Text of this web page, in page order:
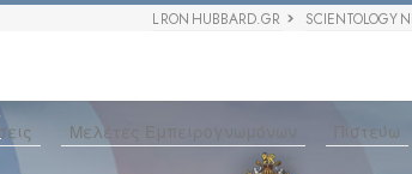
L RON HUBBARD.GR SCIENTOLOGY
Μελέτες Εμπειρογνωμόνων Πιστεύω